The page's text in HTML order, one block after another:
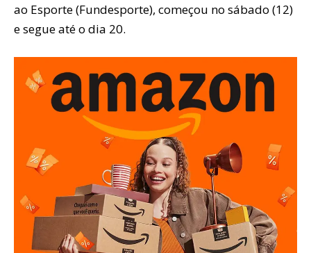
ao Esporte (Fundesporte), começou no sábado (12)
e segue até o dia 20.